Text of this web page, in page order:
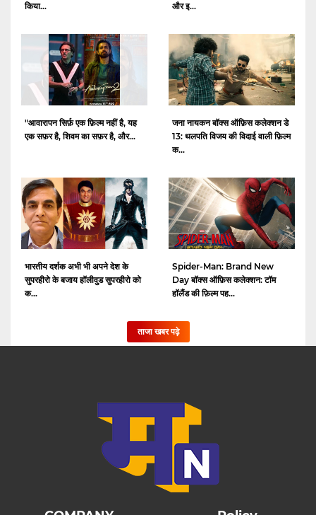
किया...
और इ...
"आवारापन सिर्फ़ एक फ़िल्म नहीं है, यह
एक सफ़र है, शिवम का सफ़र है, और...
जना नायकन बॉक्स ऑफ़िस कलेक्शन डे
13: थलपति विजय की विदाई वाली फ़िल्म
क...
भारतीय दर्शक अभी भी अपने देश के
सुपरहीरो के बजाय हॉलीवुड सुपरहीरो को
क...
Spider-Man: Brand New
Day बॉक्स ऑफ़िस कलेक्शन: टॉम
हॉलैंड की फ़िल्म पह...
ताजा खबर पढ़े